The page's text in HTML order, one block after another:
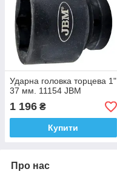
Ударна головка торцева 1"
37 мм. 11154 JBM
1 196 ₴
Купити
Про нас